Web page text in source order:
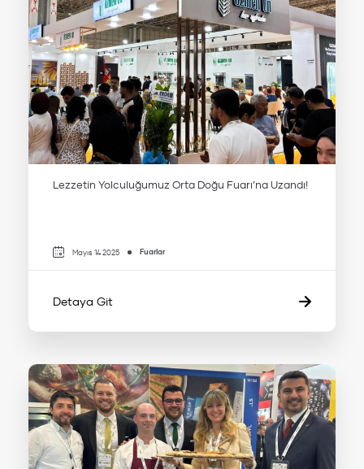
Lezzetin Yolculuğumuz Orta Doğu Fuarı’na Uzandı!
Mayıs 14 2025 Fuarlar
Detaya Git